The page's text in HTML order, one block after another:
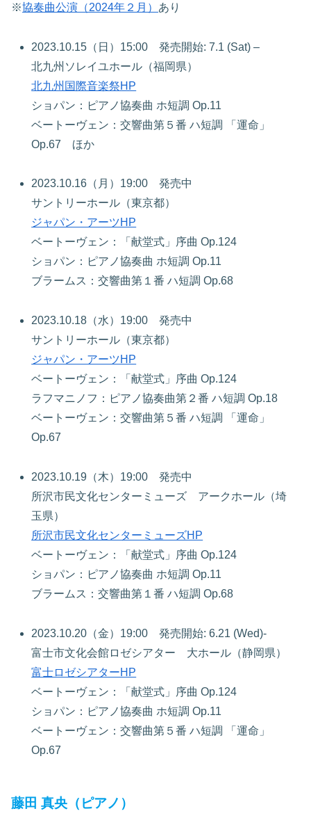
※協奏曲公演（2024年２月） あり
2023.10.15（日）15:00 発売開始: 7.1 (Sat) –
北九州ソレイユホール（福岡県）
北九州国際音楽祭HP
ショパン：ピアノ協奏曲 ホ短調 Op.11
ベートーヴェン：交響曲第５番 ハ短調 「運命」
Op.67 ほか
2023.10.16（月）19:00 発売中
サントリーホール（東京都）
ジャパン・アーツHP
ベートーヴェン：「献堂式」序曲 Op.124
ショパン：ピアノ協奏曲 ホ短調 Op.11
ブラームス：交響曲第１番 ハ短調 Op.68
2023.10.18（水）19:00 発売中
サントリーホール（東京都）
ジャパン・アーツHP
ベートーヴェン：「献堂式」序曲 Op.124
ラフマニノフ：ピアノ協奏曲第２番 ハ短調 Op.18
ベートーヴェン：交響曲第５番 ハ短調 「運命」
Op.67
2023.10.19（木）19:00 発売中
所沢市民文化センターミューズ アークホール（埼
玉県）
所沢市民文化センターミューズHP
ベートーヴェン：「献堂式」序曲 Op.124
ショパン：ピアノ協奏曲 ホ短調 Op.11
ブラームス：交響曲第１番 ハ短調 Op.68
2023.10.20（金）19:00 発売開始: 6.21 (Wed)-
富士市文化会館ロゼシアター 大ホール（静岡県）
富士ロゼシアターHP
ベートーヴェン：「献堂式」序曲 Op.124
ショパン：ピアノ協奏曲 ホ短調 Op.11
ベートーヴェン：交響曲第５番 ハ短調 「運命」
Op.67
藤田 真央（ピアノ）